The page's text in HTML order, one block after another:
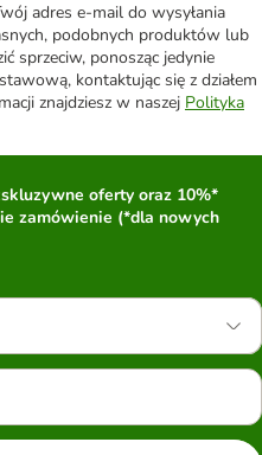
adres e-mail do wysyłania
podobnych produktów lub
sprzeciw, ponosząc jedynie
kontaktując się z działem
znajdziesz w naszej Polityka
oferty oraz 10%*
zamówienie (*dla nowych